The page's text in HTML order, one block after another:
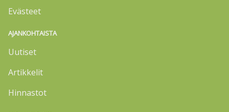
Evästeet
AJANKOHTAISTA
Uutiset
Artikkelit
Hinnastot